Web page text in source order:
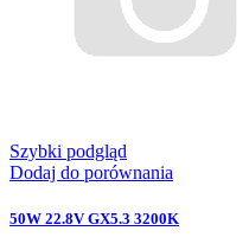
Szybki podgląd
Dodaj do porównania
50W 22.8V GX5.3 3200K